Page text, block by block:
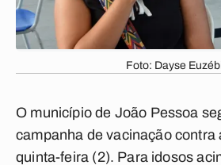
Foto: Dayse
O município de João Pessoa
campanha de vacinação contra
quinta-feira (2). Para idosos